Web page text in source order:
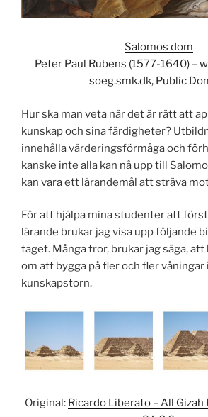
Salomos dom
Peter Paul Rubens (1577-1640) –
soeg.smk.dk, Public
Hur ska man veta när det är rätt att
kunskap och sina färdigheter?
innehålla värderingsförmåga och
kanske inte alla kan nå upp till
kan vara ett lärandemål att sträva
För att hjälpa mina studenter att
lärande brukar jag visa upp följande
taget. Många tror, brukar jag säga,
om att bygga på fler och fler våningar
kunskapstorn.
Original: Ricardo Liberato – All Gizah